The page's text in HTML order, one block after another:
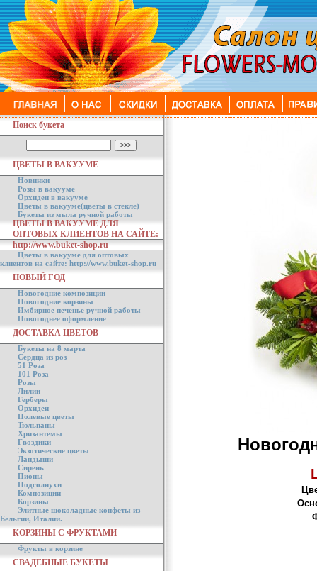
Поиск букета
ЦВЕТЫ В ВАКУУМЕ
Новинки
Розы в вакууме
Орхидеи в вакууме
Цветы в вакууме(цветы в стекле)
Букеты из мыла ручной работы
ЦВЕТЫ В ВАКУУМЕ ДЛЯ
ОПТОВЫХ КЛИЕНТОВ НА САЙТЕ:
http://www.buket-shop.ru
Цветы в вакууме для оптовых
клиентов на сайте: http://www.buket-shop.ru
НОВЫЙ ГОД
Новогодние композиции
Новогодние корзины
Имбирное печенье ручной работы
Новогоднее оформление
ДОСТАВКА ЦВЕТОВ
Букеты на 8 марта
Сердца из роз
51 Роза
101 Роза
Розы
Лилии
Герберы
Орхидеи
Полевые цветы
Тюльпаны
Хризантемы
Гвоздики
Экзотические цветы
Ландыши
Сирень
Пионы
Подсолнухи
Композиции
Корзины
Элитные шоколадные конфеты из
Бельгии, Италии.
КОРЗИНЫ С ФРУКТАМИ
Фрукты в корзине
СВАДЕБНЫЕ БУКЕТЫ